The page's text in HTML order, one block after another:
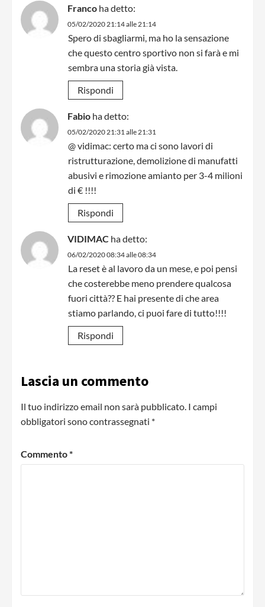
Franco ha detto:
05/02/2020 21:14 alle 21:14
Spero di sbagliarmi, ma ho la sensazione
che questo centro sportivo non si farà e mi
sembra una storia già vista.
Rispondi
Fabio ha detto:
05/02/2020 21:31 alle 21:31
@ vidimac: certo ma ci sono lavori di
ristrutturazione, demolizione di manufatti
abusivi e rimozione amianto per 3-4 milioni
di € !!!!
Rispondi
VIDIMAC ha detto:
06/02/2020 08:34 alle 08:34
La reset è al lavoro da un mese, e poi pensi
che costerebbe meno prendere qualcosa
fuori città?? E hai presente di che area
stiamo parlando, ci puoi fare di tutto!!!!
Rispondi
Lascia un commento
Il tuo indirizzo email non sarà pubblicato. I campi
obbligatori sono contrassegnati *
Commento*